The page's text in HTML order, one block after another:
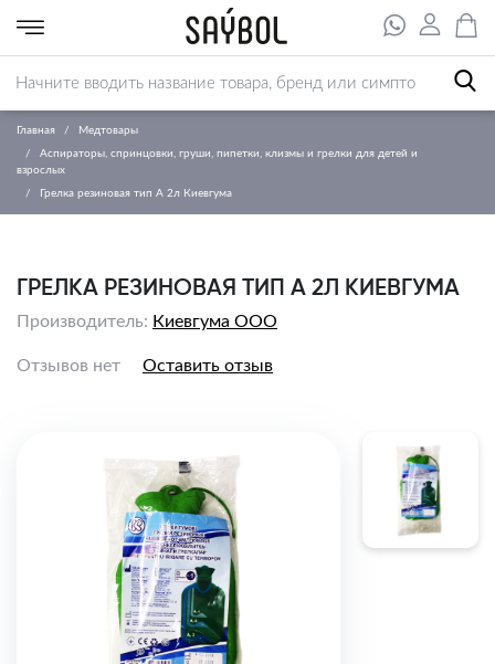
Главная Медтовары
Аспираторы, спринцовки, груши, пипетки, клизмы и грелки для детей и
взрослых
Грелка резиновая тип А 2л Киевгума
ГРЕЛКА РЕЗИНОВАЯ ТИП А 2Л КИЕВГУМА
Производитель: Киевгума ООО
Отзывов нет Оставить отзыв